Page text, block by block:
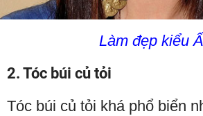
Làm đẹp kiểu
2. Tóc búi củ tỏi
Tóc búi củ tỏi khá phổ biển